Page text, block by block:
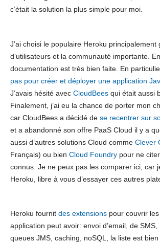
c’était la solution la plus simple pour moi.
J’ai choisi le populaire Heroku
d’utilisateurs et la communauté importante.
documentation est très bien faite. En
pas pour créer et déployer une application
J’avais hésité avec CloudBees qui était aussi
Finalement, j’ai eu la chance de porter mon
car CloudBees a décidé de se recentrer sur
et a abandonné son offre PaaS Cloud il y a
aussi d’autres solutions Cloud comme Clever
Français) ou bien Cloud Foundry pour ne
connus. Je ne peux pas les comparer ici, car
Heroku, libre à vous d’essayer ces autres
Heroku fournit des extensions pour couvrir
application peut avoir: envoi d’email, de SMS,
queues JMS, caching, noSQL, la liste est